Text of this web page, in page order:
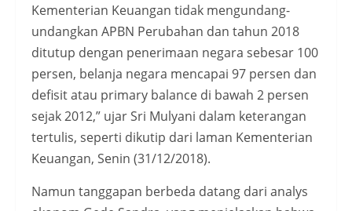
Kementerian Keuangan tidak mengundang-
undangkan APBN Perubahan dan tahun 2018
ditutup dengan penerimaan negara sebesar 100
persen, belanja negara mencapai 97 persen dan
defisit atau primary balance di bawah 2 persen
sejak 2012,” ujar Sri Mulyani dalam keterangan
tertulis, seperti dikutip dari laman Kementerian
Keuangan, Senin (31/12/2018).
Namun tanggapan berbeda datang dari analys